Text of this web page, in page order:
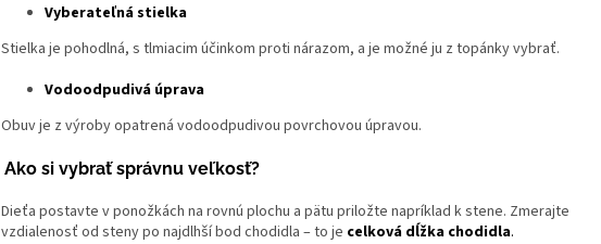
Vyberateľná stielka
Stielka je pohodlná, s tlmiacim účinkom proti nárazom, a je možné ju z topánky vybrať.
Vodoodpudivá úprava
Obuv je z výroby opatrená vodoodpudivou povrchovou úpravou.
Ako si vybrať správnu veľkosť?
Dieťa postavte v ponožkách na rovnú plochu a pätu priložte napríklad k stene. Zmerajte
vzdialenosť od steny po najdlhší bod chodidla – to je celková dĺžka chodidla.